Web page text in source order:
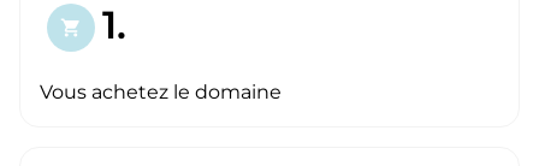
shopping_cart 1.
Vous achetez le domaine